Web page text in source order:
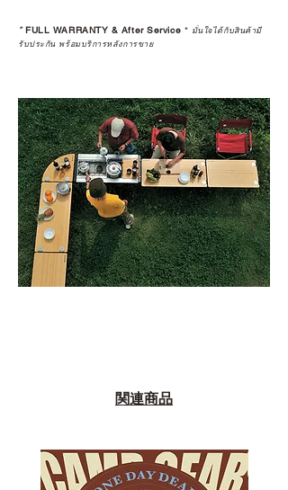
*FULL WARRANTY & After Service * มั่นใจได้กับสินค้ามี
รับประกัน พร้อมบริการหลังการขาย
関連商品